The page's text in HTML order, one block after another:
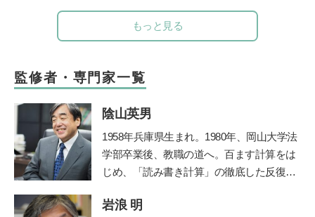
もっと見る
監修者・専門家一覧
陰山英男
1958年兵庫県生まれ。1980年、岡山大学法
学部卒業後、教職の道へ。百ます計算をは
じめ、「読み書き計算」の徹底した反復学
の学力を驚異的に向上させた。その指導法
岩浪 明